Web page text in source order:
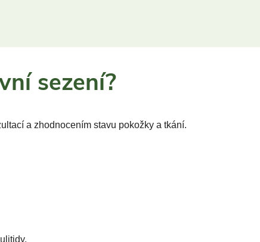
sezení?
a zhodnocením stavu pokožky a tkání.